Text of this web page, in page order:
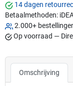
14 dagen
Betaalmethoden:
2.000+
Op voorraad —
Omschrijving